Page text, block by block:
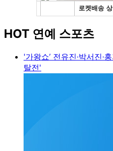
HOT 연예 스포츠
'가왕쇼’ 전유진·박서진·
탈전'